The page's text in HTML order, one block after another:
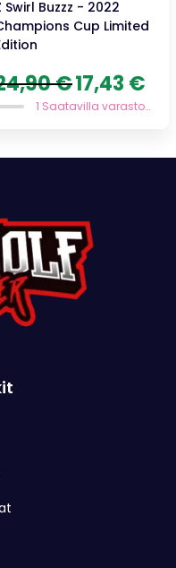
Swirl Buzzz - 2022
Cup Limited
€ Alkuperäinen
hinta
oli:
17,43 €
on:
1 Saatavilla varastossa